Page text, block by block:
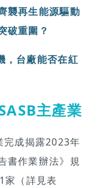
襲再生能源驅動
破重圍？
，台廠能否在紅
主產業
成揭露2023年
書作業辦法》規
家（詳見表